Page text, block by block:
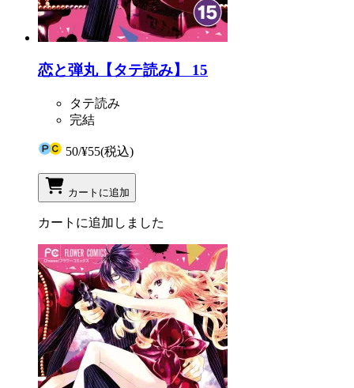
恋と弾丸【タテ読み】 15
タテ読み
完結
50/¥55(税込)
カートに追加
カートに追加しました